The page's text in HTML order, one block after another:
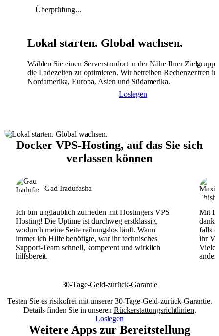
Überprüfung...
Lokal starten. Global wachsen.
Wählen Sie einen Serverstandort in der Nähe Ihrer
die Ladezeiten zu optimieren. Wir betreiben Rechenzentren in
Nordamerika, Europa, Asien und Südamerika.
Loslegen
Docker VPS-Hosting, auf das Sie sich
verlassen können
Gad Iradufasha
Ich bin unglaublich zufrieden mit Hostingers VPS
Hosting! Die Uptime ist durchweg erstklassig,
wodurch meine Seite reibungslos läuft. Wann
immer ich Hilfe benötigte, war ihr technisches
Support-Team schnell, kompetent und wirklich
hilfsbereit.
Mit
dank
falls
ihr
30-Tage-Geld-zurück-Garantie
Testen Sie es risikofrei mit unserer 30-Tage-Geld-zurück-Garantie.
Details finden Sie in unseren Rückerstattungsrichtlinien.
Loslegen
Weitere Apps zur Bereitstellung